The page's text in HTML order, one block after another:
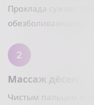
Прохлада сужает
обезболивающее.
Массаж дёсен
Чистым пальцем